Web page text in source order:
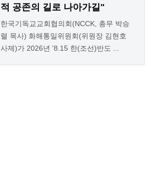
적 공존의 길로 나아가길"
한국기독교교회협의회(NCCK, 총무 박승
렬 목사) 화해통일위원회(위원장 김현호
사제)가 2026년 '8.15 한(조선)반도 ...